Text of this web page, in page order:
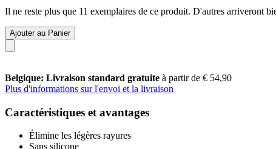
Il ne reste plus que 11 exemplaires de ce produit. D'autres arriveront
Ajouter au Panier
Belgique: Livraison standard gratuite à partir de € 54,90
Plus d'informations sur l'envoi et la livraison
Caractéristiques et avantages
Élimine les légères rayures
Sans silicone